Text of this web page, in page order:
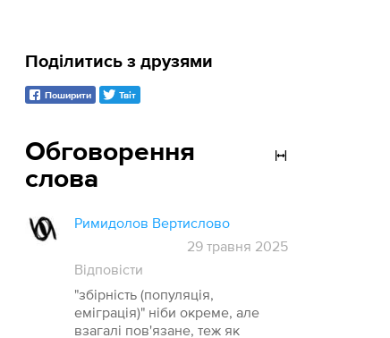
Обговорення
слова
Римидолов Вертислово
29 травня 2025
Відповісти
"збірність (популяція,
еміграція)" ніби окреме, але
взагалі пов'язане, теж як
Поділитись з друзями
Поширити Твіт